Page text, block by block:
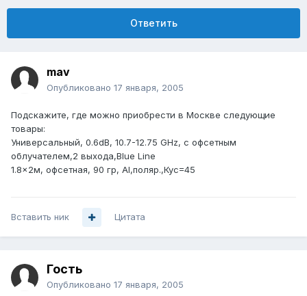
Ответить
mav
Опубликовано 17 января, 2005
Подскажите, где можно приобрести в Москве следующие
товары:
Универсальный, 0.6dB, 10.7-12.75 GHz, с офсетным
облучателем,2 выхода,Blue Line
1.8x2м, офсетная, 90 гр, Al,поляр.,Кус=45
Вставить ник Цитата
Гость
Опубликовано 17 января, 2005